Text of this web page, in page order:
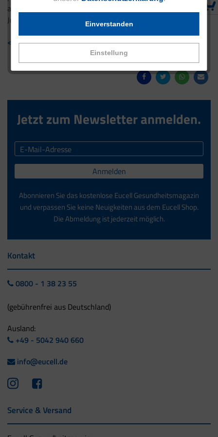
Einstellung
Einverstanden
approach using comparable exposure data. Addiction. 2024
Jun 24.
< Zurück zur Übersicht
Jetzt zum Newsletter anmelden.
Anmelden
Abonnieren Sie das kostenlose Eucell Gesundheitsmagazin
und verpassen Sie keine Neuigkeiten aus dem Eucell Shop.
Die Abmeldung ist jederzeit möglich.
Kontakt
0800 - 1 38 23 55
(gebührenfrei aus Deutschland)
Ausland:
+49 - 5042 940 660
info@eucell.de
Service & Versand